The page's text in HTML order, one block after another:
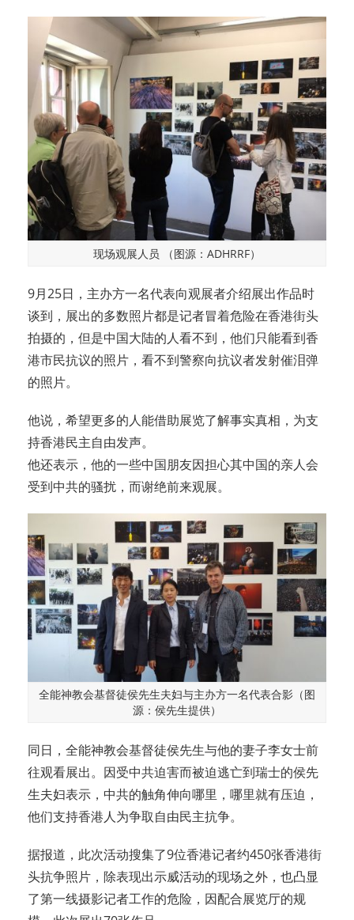
现场观展人员 （图源：ADHRRF）
9月25日，主办方一名代表向观展者介绍展出作品时
谈到，展出的多数照片都是记者冒着危险在香港街头
拍摄的，但是中国大陆的人看不到，他们只能看到香
港市民抗议的照片，看不到警察向抗议者发射催泪弹
的照片。
他说，希望更多的人能借助展览了解事实真相，为支
持香港民主自由发声。
他还表示，他的一些中国朋友因担心其中国的亲人会
受到中共的骚扰，而谢绝前来观展。
全能神教会基督徒侯先生夫妇与主办方一名代表合影（图
源：侯先生提供）
同日，全能神教会基督徒侯先生与他的妻子李女士前
往观看展出。因受中共迫害而被迫逃亡到瑞士的侯先
生夫妇表示，中共的触角伸向哪里，哪里就有压迫，
他们支持香港人为争取自由民主抗争。
据报道，此次活动搜集了9位香港记者约450张香港街
头抗争照片，除表现出示威活动的现场之外，也凸显
了第一线摄影记者工作的危险，因配合展览厅的规